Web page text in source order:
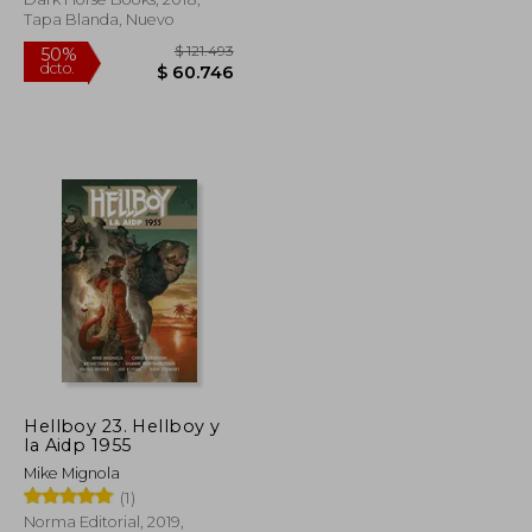
$ 60.746
Tapa Blanda, Nuevo
50%
dcto.
Hellboy 23. Hellboy y
la Aidp 1955
Mike Mignola
(1)
Norma Editorial, 2019,